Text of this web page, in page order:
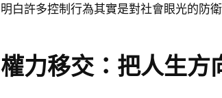
明白許多控制行為其實是對社會眼光的防衛
權力移交：把人生方